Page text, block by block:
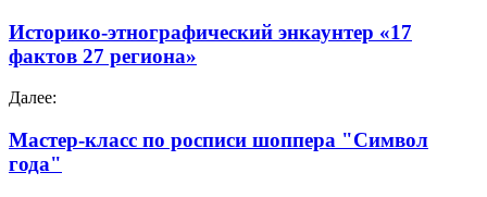
Историко-этнографический энкаунтер «17
фактов 27 региона»
Далее:
Мастер-класс по росписи шоппера "Символ
года"